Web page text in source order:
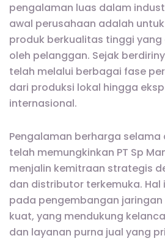
pengalaman luas dalam
awal perusahaan adalah
produk berkualitas tinggi
oleh pelanggan. Sejak
telah melalui berbagai fase
dari produksi lokal hingga
internasional.
Pengalaman berharga
telah memungkinkan PT Sp
menjalin kemitraan strategis
dan distributor terkemuka. Hal
pada pengembangan
kuat, yang mendukung
dan layanan purna jual yang